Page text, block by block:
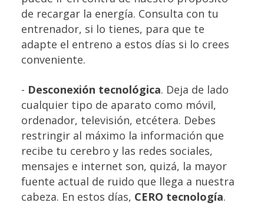
de recargar la energía. Consulta con tu
entrenador, si lo tienes, para que te
adapte el entreno a estos días si lo crees
conveniente.
- Desconexión tecnológica. Deja de lado
cualquier tipo de aparato como móvil,
ordenador, televisión, etcétera. Debes
restringir al máximo la información que
recibe tu cerebro y las redes sociales,
mensajes e internet son, quizá, la mayor
fuente actual de ruido que llega a nuestra
cabeza. En estos días, CERO tecnología.